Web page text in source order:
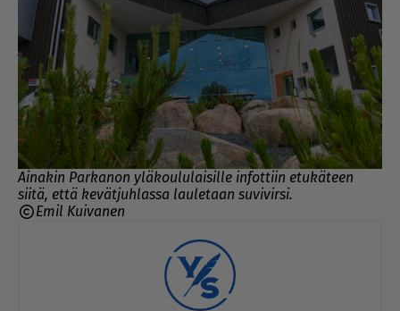
Ainakin Parkanon yläkoululaisille infottiin etukäteen
siitä, että kevätjuhlassa lauletaan suvivirsi.
Emil Kuivanen